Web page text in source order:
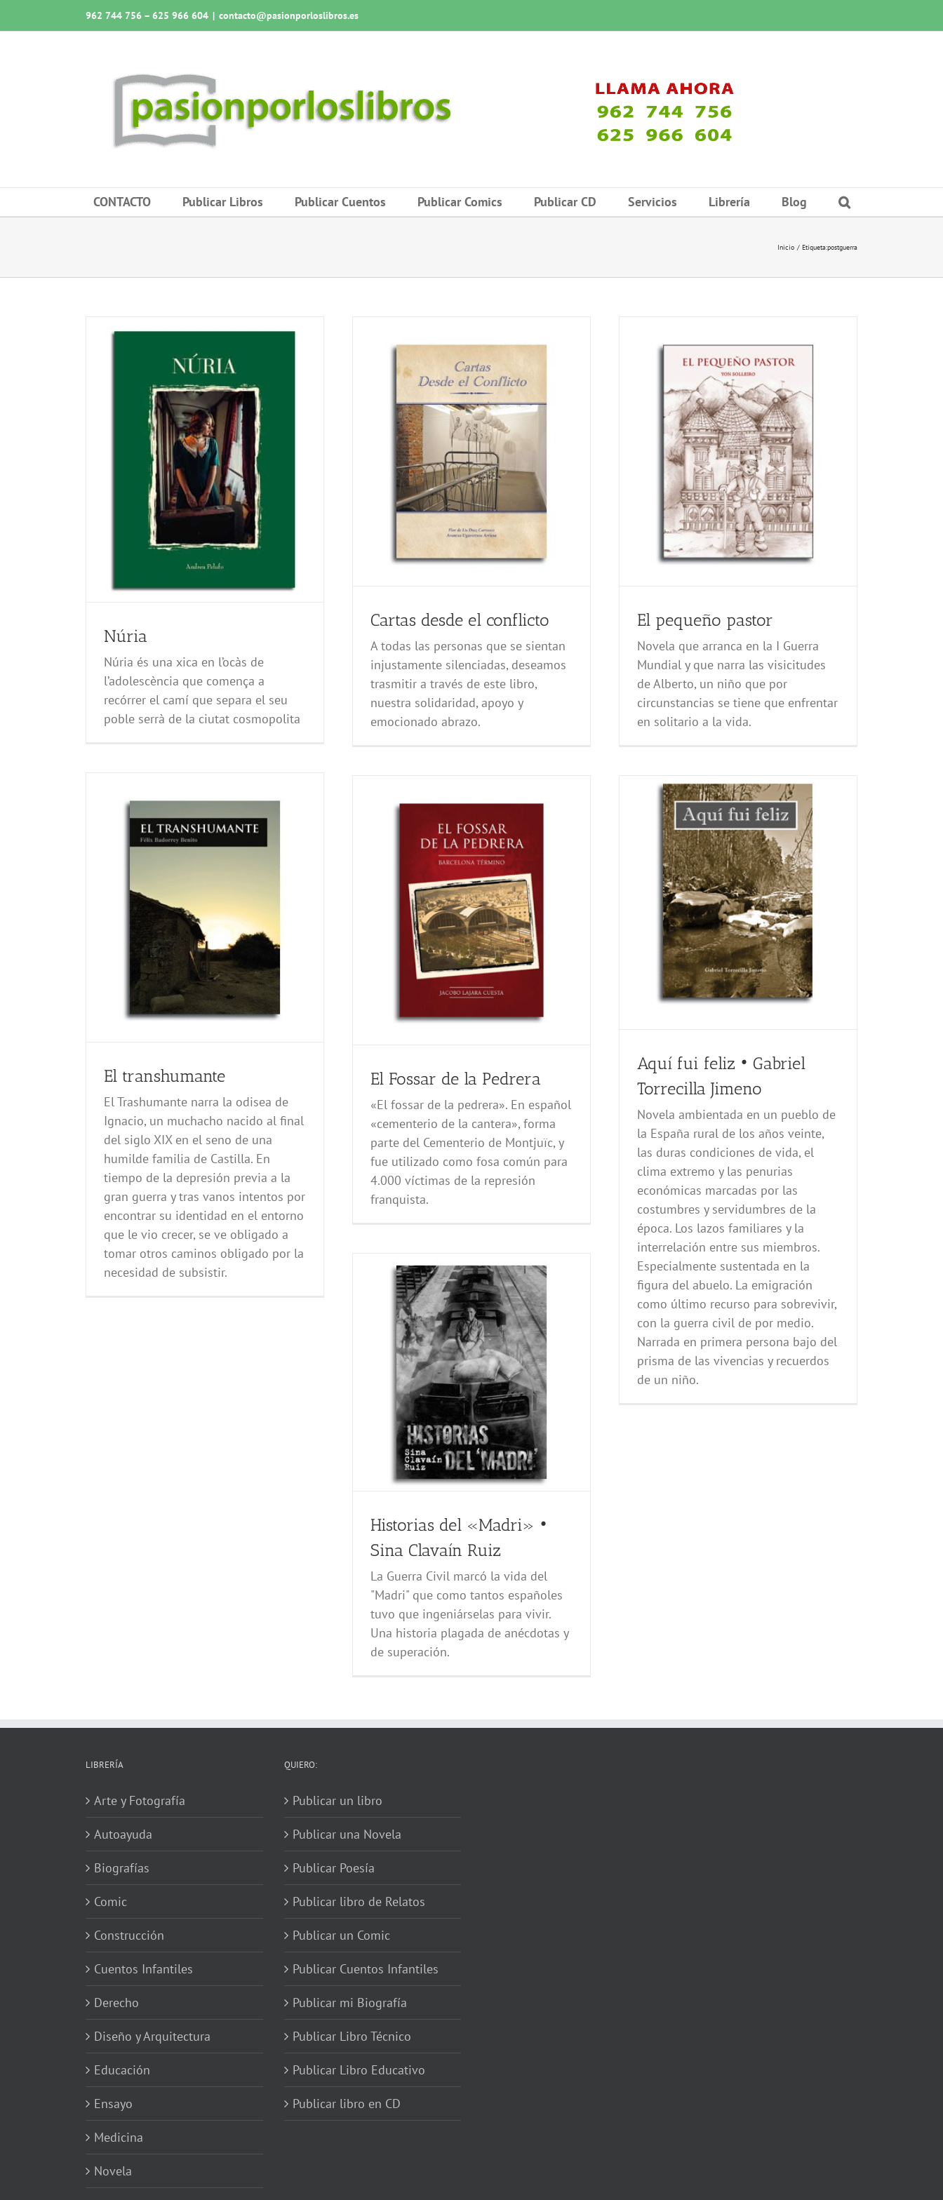
al
962 744 756 – 625 966 604 | contacto@pasionporloslibros.es
CONTACTO Publicar Libros Publicar Cuentos Publicar Comics Publicar CD Servicios Librería Blog
Inicio Etiqueta:postguerra
Núria
Núria és una xica en l’ocàs de
l’adolescència que comença a
recórrer el camí que separa el seu
poble serrà de la ciutat cosmopolita
Cartas desde el conflicto
A todas las personas que se sientan
injustamente silenciadas, deseamos
trasmitir a través de este libro,
nuestra solidaridad, apoyo y
emocionado abrazo.
El pequeño pastor
Novela que arranca en la I Guerra
Mundial y que narra las visicitudes
de Alberto, un niño que por
circunstancias se tiene que enfrentar
en solitario a la vida.
El transhumante
El Trashumante narra la odisea de
Ignacio, un muchacho nacido al final
del siglo XIX en el seno de una
humilde familia de Castilla. En
tiempo de la depresión previa a la
gran guerra y tras vanos intentos por
encontrar su identidad en el entorno
que le vio crecer, se ve obligado a
tomar otros caminos obligado por la
necesidad de subsistir.
El Fossar de la Pedrera
«El fossar de la pedrera». En español
«cementerio de la cantera», forma
parte del Cementerio de Montjuïc, y
fue utilizado como fosa común para
4.000 víctimas de la represión
franquista.
Aquí fui feliz • Gabriel
Torrecilla Jimeno
Novela ambientada en un pueblo de
la España rural de los años veinte,
las duras condiciones de vida, el
clima extremo y las penurias
económicas marcadas por las
costumbres y servidumbres de la
época. Los lazos familiares y la
interrelación entre sus miembros.
Especialmente sustentada en la
figura del abuelo. La emigración
como último recurso para sobrevivir,
con la guerra civil de por medio.
Narrada en primera persona bajo del
prisma de las vivencias y recuerdos
de un niño.
Historias del «Madri» •
Sina Clavaín Ruiz
La Guerra Civil marcó la vida del
"Madri" que como tantos españoles
tuvo que ingeniárselas para vivir.
Una historia plagada de anécdotas y
de superación.
LIBRERÍA
Arte y Fotografía
Autoayuda
Biografías
Comic
Construcción
Cuentos Infantiles
Derecho
Diseño y Arquitectura
Educación
Ensayo
Medicina
Novela
QUIERO:
Publicar un libro
Publicar una Novela
Publicar Poesía
Publicar libro de Relatos
Publicar un Comic
Publicar Cuentos Infantiles
Publicar mi Biografía
Publicar Libro Técnico
Publicar Libro Educativo
Publicar libro en CD